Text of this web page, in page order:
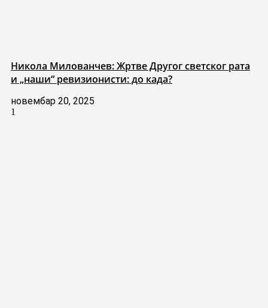
Никола Милованчев: Жртве Другог светског рата
и „наши“ ревизионисти: до када?
новембар 20, 2025